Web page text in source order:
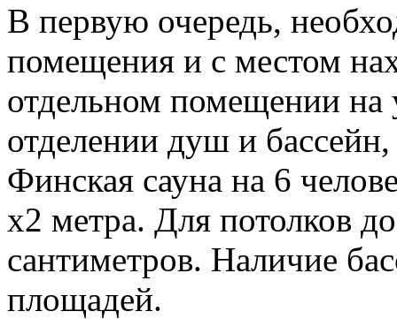
В первую очередь,
помещения и с местом
отдельном помещении
отделении душ и
Финская сауна на 6
х2 метра. Для потолков
сантиметров. Наличие
площадей.